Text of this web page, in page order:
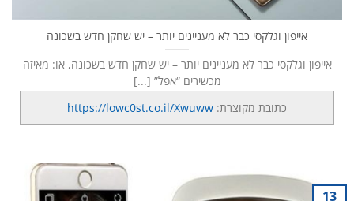
אייפון וגלקסי כבר לא מעניינים יותר – יש שחקן חדש בשכונה
אייפון וגלקסי כבר לא מעניינים יותר – יש שחקן חדש בשכונה, או: מאיזה
מכשירים “אפל” [...]
כתובת מקוצרת: https://lowc0st.co.il/Xwuww
13